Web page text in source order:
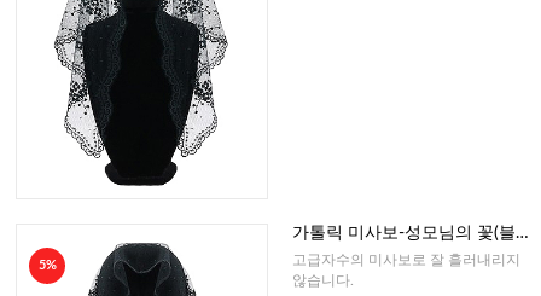
5%
가톨릭 미사보-성모님의 꽃(블
랙) No116bk
고급자수의 미사보로 잘 흘러내리지
않습니다.